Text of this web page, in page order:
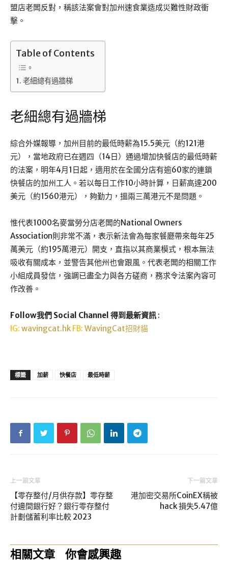
盟店老闆反對，稱該法案會對加州速食業造成災難性財政衝
擊。
Table of Contents
老細總有過牆梯
老細總有過牆梯
綜合外媒報導，加州目前的最低時薪為15.5美元（約121港
元），當地政府已在週四（14日）通過增加快餐店的最低時薪
的法案，明年4月1日起，適用於在全國分店有逾60家的連鎖
快餐店的加州工人。若以每日工作10小時計算，日薪高達200
美元（約1560港元），夠勤力，搵兩三萬港元不是問題。
惟代表1000名麥當勞分店老闆的National Owners
Association則非常不滿，表示新法會為每家餐廳帶來每年25
萬美元（約195萬港元）開支，直指以其商業模式，根本無法
吸收有關成本，並警告其他州也會跟風。代表老闆的相關工作
小組成員發信，強調已盡全力與各方磋商，務求令法案內容可
作改善。
Follow我們 Social Channel 得到最新資訊 :
IG: wavingcat.hk FB: WavingCat招財貓
標籤 加薪 快餐店 最低時薪
上一篇文章
【零存整付/月供存款】零存整
付邊間銀行好？銀行零存整付
計劃儲蓄利率比較 2023
下一篇文章
港加密交易所CoinEX稱被
hack 損失5.47億
相關文章 你會感興趣